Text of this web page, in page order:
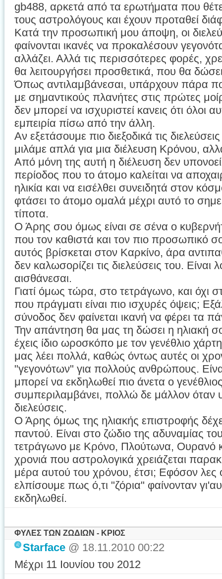
gb488, αρκετά από τα ερωτήματα που
τους αστρολόγους και έχουν προταθεί
Κατά την προσωπική μου άποψη, οι
φαίνονται ικανές να προκαλέσουν
αλλάζει. Αλλά τις περισσότερες φορές,
θα λειτουργήσει προσθετικά, που θα
Όπως αντιλαμβάνεσαι, υπάρχουν πάρα
με σημαντικούς πλανήτες στις πρώτες
δεν μπορεί να ισχυριστεί κανεις ότι όλοι
εμπειρία πίσω από την άλλη.
Αν εξετάσουμε πιο διεξοδικά τις
μιλάμε απλά για μια διέλευση Κρόνου,
Από μόνη της αυτή η διέλευση δεν
περίοδος που το άτομο καλείται να
ηλικία και να εισέλθει συνειδητά στον
φτάσει το άτομο ομαλά μέχρι αυτό το
τίποτα.
Ο Άρης σου όμως είναι σε σένα ο
που τον καθιστά και τον πιο προσωπικό
αυτός βρίσκεται στον Καρκίνο, άρα
δεν καλωσορίζει τις διελεύσεις του. Είναι
αισθάνεσαι.
Γιατί όμως τώρα, στο τετράγωνο, και όχι
που πράγματι είναι πιο ισχυρές όψεις;
σύνοδος δεν φαίνεται ικανή να φέρει τα
Την απάντηση θα μας τη δώσει η ηλιακή
έχεις ίδιο ωροσκόπο με τον γενέθλιο
μας λέει πολλά, καθώς όντως αυτές οι
"γεγονότων" για πολλούς ανθρώπους.
μπορεί να εκδηλωθεί πιο άνετα ο
συμπεριλαμβάνει, πολλώ δε μάλλον όταν
διελεύσεις.
Ο Άρης όμως της ηλιακής επιστροφής
παντού. Είναι στο ζώδιο της αδυναμίας
τετράγωνο με Κρόνο, Πλούτωνα, Ουρανό
χρονιά που αστρολογικά χρειάζεται
μέρα αυτού του χρόνου, έτσι; Εφόσον λες
ελπίσουμε πως ό,τι "ζόρια" φαίνονταν
εκδηλωθεί.
ΦΥΛΕΣ ΤΩΝ ΖΩΔΙΩΝ - ΚΡΙΟΣ
Starface @ 18.11.2010 00:22
Μέχρι 11 Ιουνίου του 2012